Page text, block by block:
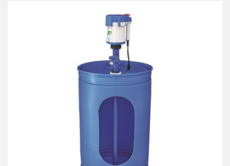
MET-PRO 美宝 SETHCO P90 系列
more